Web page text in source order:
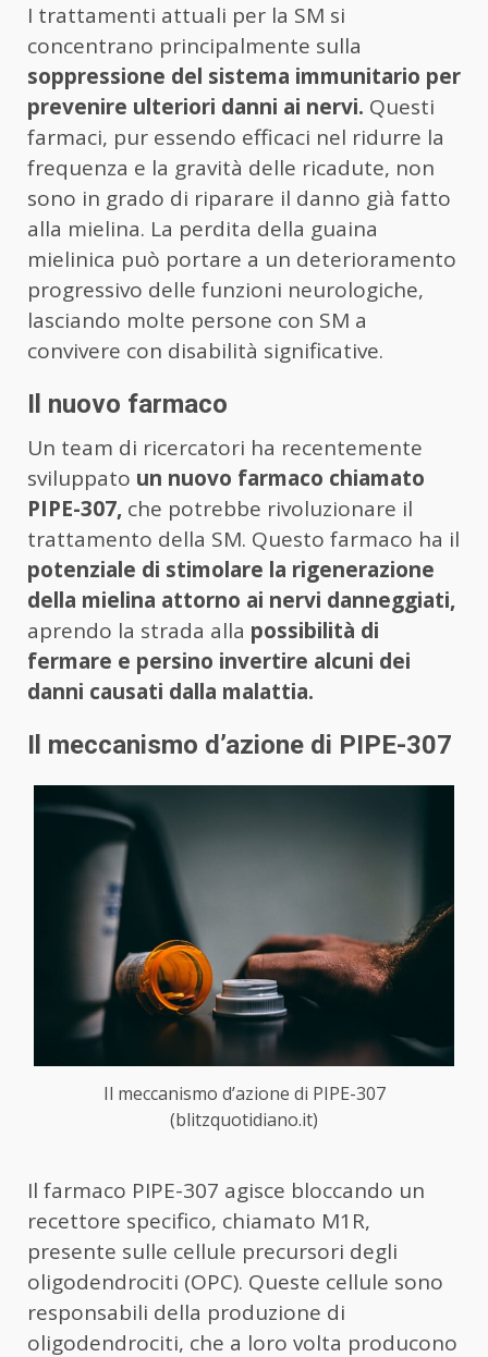
I trattamenti attuali per la SM si
concentrano principalmente sulla
soppressione del sistema immunitario per
prevenire ulteriori danni ai nervi. Questi
farmaci, pur essendo efficaci nel ridurre la
frequenza e la gravità delle ricadute, non
sono in grado di riparare il danno già fatto
alla mielina. La perdita della guaina
mielinica può portare a un deterioramento
progressivo delle funzioni neurologiche,
lasciando molte persone con SM a
convivere con disabilità significative.
Il nuovo farmaco
Un team di ricercatori ha recentemente
sviluppato un nuovo farmaco chiamato
PIPE-307, che potrebbe rivoluzionare il
trattamento della SM. Questo farmaco ha il
potenziale di stimolare la rigenerazione
della mielina attorno ai nervi danneggiati,
aprendo la strada alla possibilità di
fermare e persino invertire alcuni dei
danni causati dalla malattia.
Il meccanismo d’azione di PIPE-307
Il meccanismo d’azione di PIPE-307
(blitzquotidiano.it)
Il farmaco PIPE-307 agisce bloccando un
recettore specifico, chiamato M1R,
presente sulle cellule precursori degli
oligodendrociti (OPC). Queste cellule sono
responsabili della produzione di
oligodendrociti, che a loro volta producono